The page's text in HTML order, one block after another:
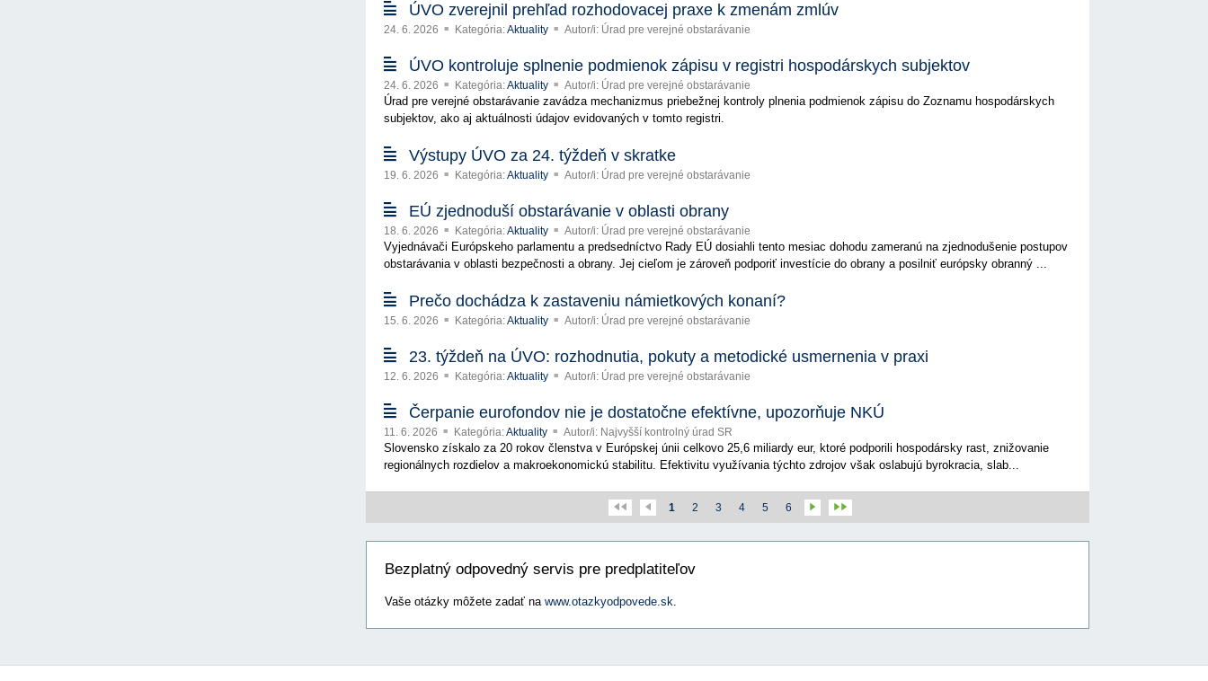
ÚVO zverejnil prehľad rozhodovacej praxe k zmenám zmlúv
24. 6. 2026 Kategória:Aktuality Autor/i: Úrad pre verejné obstarávanie
ÚVO kontroluje splnenie podmienok zápisu v registri hospodárskych subjektov
24. 6. 2026 Kategória:Aktuality Autor/i: Úrad pre verejné obstarávanie
Úrad pre verejné obstarávanie zavádza mechanizmus priebežnej kontroly plnenia podmienok zápisu do Zoznamu hospodárskych
subjektov, ako aj aktuálnosti údajov evidovaných v tomto registri.
Výstupy ÚVO za 24. týždeň v skratke
19. 6. 2026 Kategória:Aktuality Autor/i: Úrad pre verejné obstarávanie
EÚ zjednoduší obstarávanie v oblasti obrany
18. 6. 2026 Kategória:Aktuality Autor/i: Úrad pre verejné obstarávanie
Vyjednávači Európskeho parlamentu a predsedníctvo Rady EÚ dosiahli tento mesiac dohodu zameranú na zjednodušenie postupov
obstarávania v oblasti bezpečnosti a obrany. Jej cieľom je zároveň podporiť investície do obrany a posilniť európsky obranný ...
Prečo dochádza k zastaveniu námietkových konaní?
15. 6. 2026 Kategória:Aktuality Autor/i: Úrad pre verejné obstarávanie
23. týždeň na ÚVO: rozhodnutia, pokuty a metodické usmernenia v praxi
12. 6. 2026 Kategória:Aktuality Autor/i: Úrad pre verejné obstarávanie
Čerpanie eurofondov nie je dostatočne efektívne, upozorňuje NKÚ
11. 6. 2026 Kategória:Aktuality Autor/i: Najvyšší kontrolný úrad SR
Slovensko získalo za 20 rokov členstva v Európskej únii celkovo 25,6 miliardy eur, ktoré podporili hospodársky rast, znižovanie
regionálnych rozdielov a makroekonomickú stabilitu. Efektivitu využívania týchto zdrojov však oslabujú byrokracia, slab...
1 2 3 4 5 6
Bezplatný odpovedný servis pre predplatiteľov
Vaše otázky môžete zadať na www.otazkyodpovede.sk.